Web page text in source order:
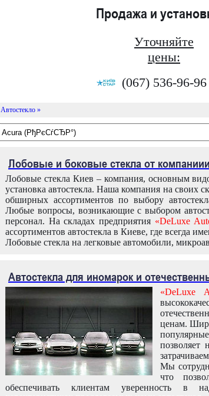
Продажа и
Уточняйте
цены:
(067) 536-96-96
Автостекло »
Лобовые и боковые стекла от
Лобовые стекла Киев – компания, основным
установка автостекла. Наша компания на своих
обширных ассортиментов по выбору
Любые вопросы, возникающие с выбором
персонал. На складах предприятия «DeLuxe
ассортиментов автостекла в Киеве, где всегда
Лобовые стекла на легковые автомобили,
Автостекла для иномарок и
«DeLuxe
ценам.
позволяет
Мы
что
обеспечивать клиентам уверенность в